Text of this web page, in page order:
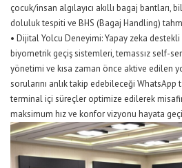
çocuk/insan algılayıcı akıllı bagaj bantları,
doluluk tespiti ve BHS (Bagaj Handling)
• Dijital Yolcu Deneyimi:Yapay zeka
biyometrik geçiş sistemleri, temassız self-
yönetimi ve kısa zaman önce aktive edilen
sorularını anlık takip edebileceği WhatsApp
terminal içi süreçler optimize edilerek
maksimum hız ve konfor vizyonu hayata